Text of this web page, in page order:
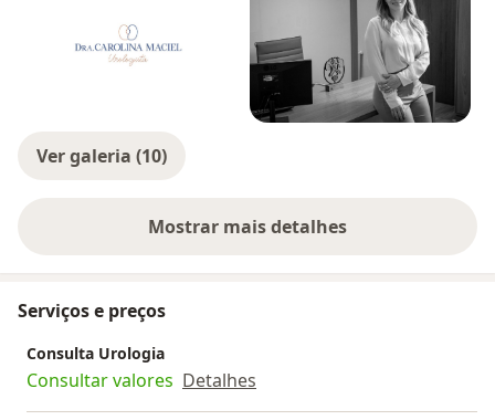
Ver galeria (10)
Mostrar mais detalhes
sobre a experiência
Serviços e preços
Consulta Urologia
Consultar valores Detalhes